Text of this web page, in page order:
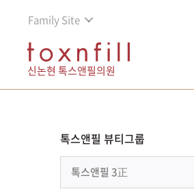
Family Site
신논현 톡스앤필의원
톡스앤필 뷰티그룹
톡스앤필 3正